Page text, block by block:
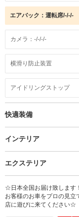
エアバック：運転席/-/-/-
カメラ：-/-/-/-
横滑り防止装置
アイドリングストップ
快適装備
インテリア
エクステリア
☆日本全国お届け致します
お客様のお車をプロの見立
店に遊びに来てください☆